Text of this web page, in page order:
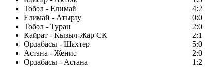
Тобол - Елимай
4:2
Елимай - Атырау
0:0
Тобол - Туран
2:0
Кайрат - Кызыл-Жар СК
2:1
Ордабасы - Шахтер
5:0
Астана - Женис
2:0
Ордабасы - Астана
1:2